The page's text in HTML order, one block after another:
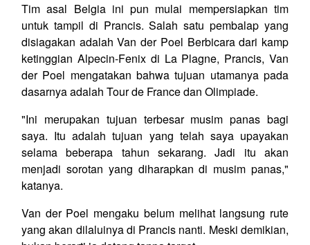
Tim asal Belgia ini pun mulai mempersiapkan tim
untuk tampil di Prancis. Salah satu pembalap yang
disiagakan adalah Van der Poel Berbicara dari kamp
ketinggian Alpecin-Fenix di La Plagne, Prancis, Van
der Poel mengatakan bahwa tujuan utamanya pada
dasarnya adalah Tour de France dan Olimpiade.
"Ini merupakan tujuan terbesar musim panas bagi
saya. Itu adalah tujuan yang telah saya upayakan
selama beberapa tahun sekarang. Jadi itu akan
menjadi sorotan yang diharapkan di musim panas,"
katanya.
Van der Poel mengaku belum melihat langsung rute
yang akan dilaluinya di Prancis nanti. Meski demikian,